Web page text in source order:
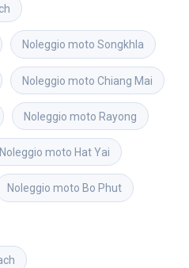
Noleggio moto Songkhla
Noleggio moto Chiang Mai
Noleggio moto Rayong
Noleggio moto Hat Yai
Noleggio moto Bo Phut